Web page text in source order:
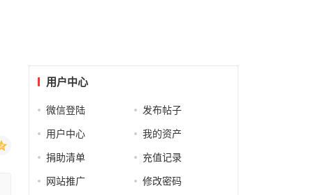
用户中心
微信登陆 发布帖子
用户中心 我的资产
捐助清单 充值记录
网站推广 修改密码